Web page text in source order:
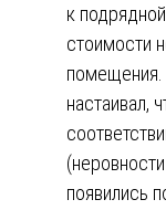
к
стоимости
настаивал,
появились